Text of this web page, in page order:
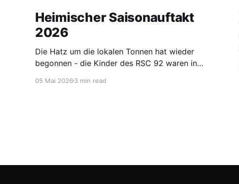
Heimischer Saisonauftakt
2026
Die Hatz um die lokalen Tonnen hat wieder
begonnen - die Kinder des RSC 92 waren in
auf der Warnow und in Warnemünde unterwegs.
05 Mai 2026 3 min read